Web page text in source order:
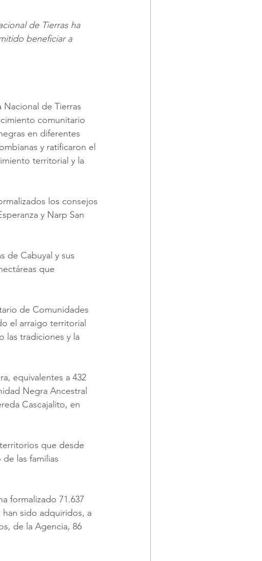
de Tierras ha
beneficiar a
de Tierras
comunitario
en diferentes
y ratificaron el
territorial y la
los consejos
y Narp San
de Cabuyal y sus
que
de Comunidades
el arraigo territorial
las tradiciones y la
equivalentes a 432
Negra Ancestral
Cascajalito, en
que desde
las familias
formalizado 71.637
han sido adquiridos, a
de la Agencia, 86